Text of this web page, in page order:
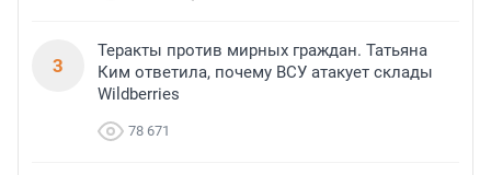
3
Теракты против мирных граждан. Татьяна
Ким ответила, почему ВСУ атакует склады
Wildberries
78 671